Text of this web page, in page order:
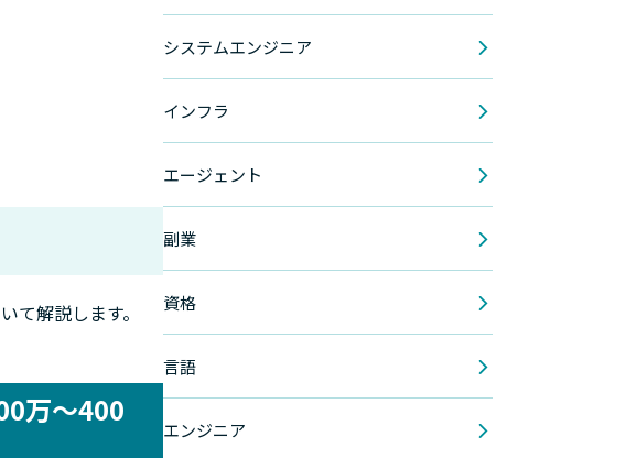
て解説します。
万～400
システムエンジニア
インフラ
エージェント
副業
資格
言語
エンジニア